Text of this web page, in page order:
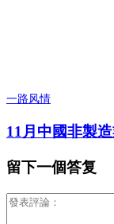
一路风情
11月中國非製
留下一個答复